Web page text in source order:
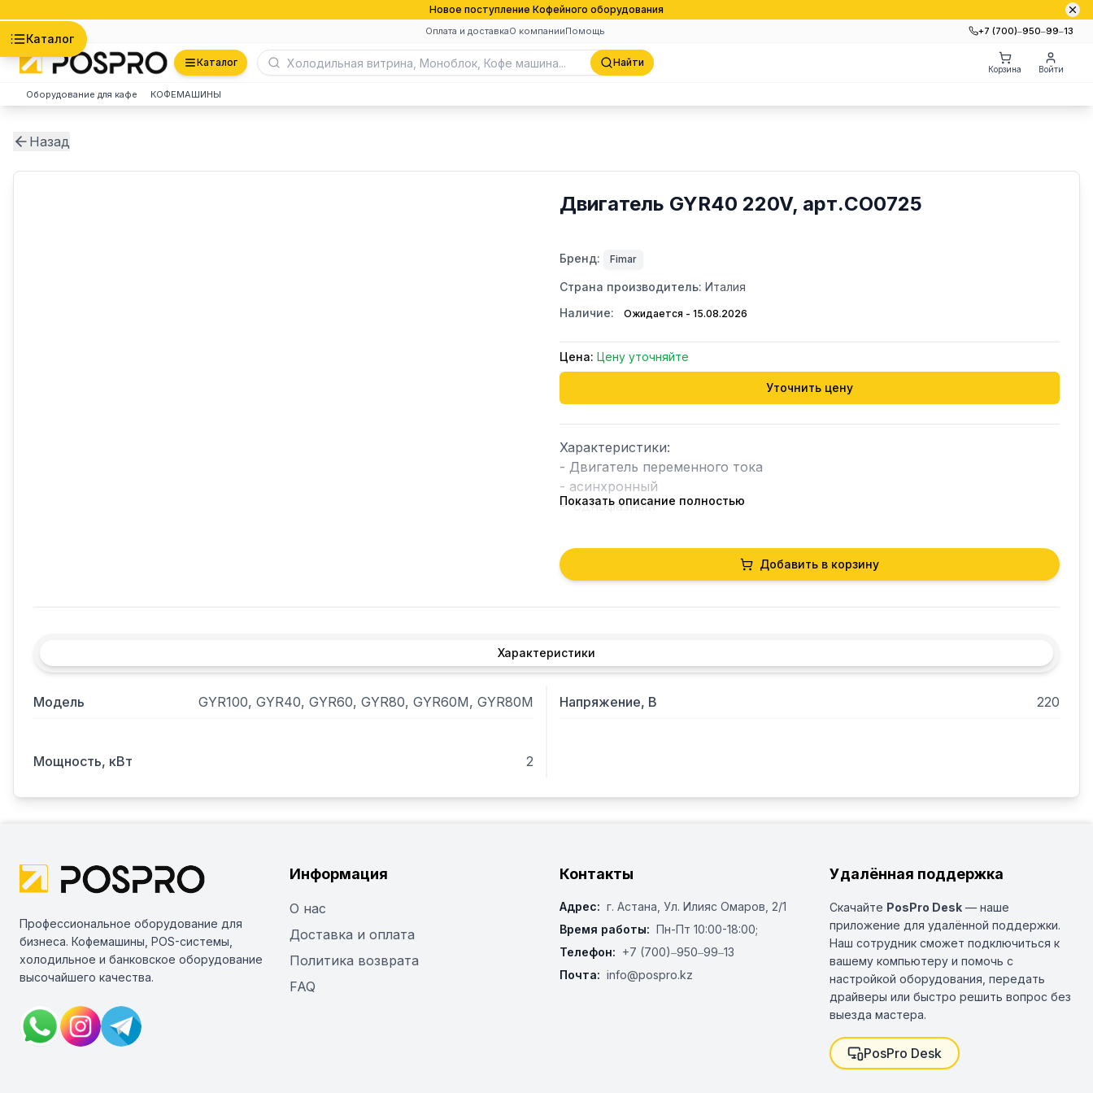
Новое поступление Кофейного оборудования
Оплата и доставкаО компанииПомощь +7 (700)‒950‒99‒13
Каталог
Каталог Найти
Корзина Войти
Оборудование для кафе КОФЕМАШИНЫ
Назад
Двигатель GYR40 220V, арт.CO0725
Бренд: Fimar
Страна производитель: Италия
Наличие:
Ожидается - 15.08.2026
Цена: Цену уточняйте
Уточнить цену
Характеристики:
- Двигатель переменного тока
- асинхронный
-  однофазный
- мощн. 2кВт
Альтернативные коды: CO0725 - FIMAR, 5048096 - LF, 6131049 - SAMMIC.
GYR100, GYR40, GYR60, GYR80, GYR60M, GYR80M
Показать описание полностью
Добавить в корзину
Характеристики
Модель GYR100, GYR40, GYR60, GYR80, GYR60M, GYR80M Напряжение, В 220
Мощность, кВт 2
Профессиональное оборудование для
бизнеса. Кофемашины, POS-системы,
холодильное и банковское оборудование
высочайшего качества.
Информация
О нас
Доставка и оплата
Политика возврата
FAQ
Контакты
Адрес: г. Астана, ​Ул. Илияс Омаров, 2/1
Время работы: Пн-Пт 10:00-18:00;
Телефон: +7 (700)‒950‒99‒13
Почта: info@pospro.kz
Удалённая поддержка
Скачайте PosPro Desk — наше
приложение для удалённой поддержки.
Наш сотрудник сможет подключиться к
вашему компьютеру и помочь с
настройкой оборудования, передать
драйверы или быстро решить вопрос без
выезда мастера.
PosPro Desk